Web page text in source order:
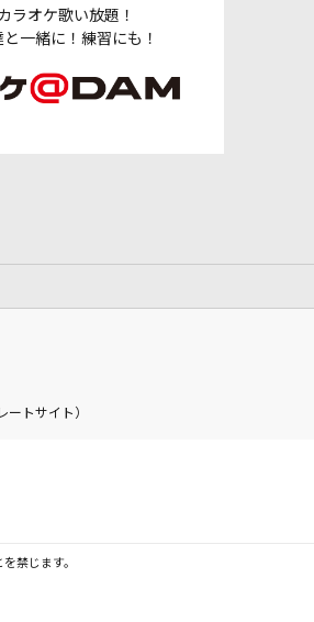
ラオケ歌い放題！
一緒に！練習にも！
ートサイト）
禁じます。